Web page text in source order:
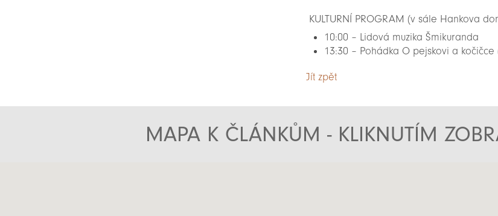
KULTURNÍ PROGRAM (v sále Hankova
10:00 – Lidová muzika Šmikuranda
13:30 – Pohádka O pejskovi a
Jít zpět
MAPA K ČLÁNKŮM - KLIKNUTÍM